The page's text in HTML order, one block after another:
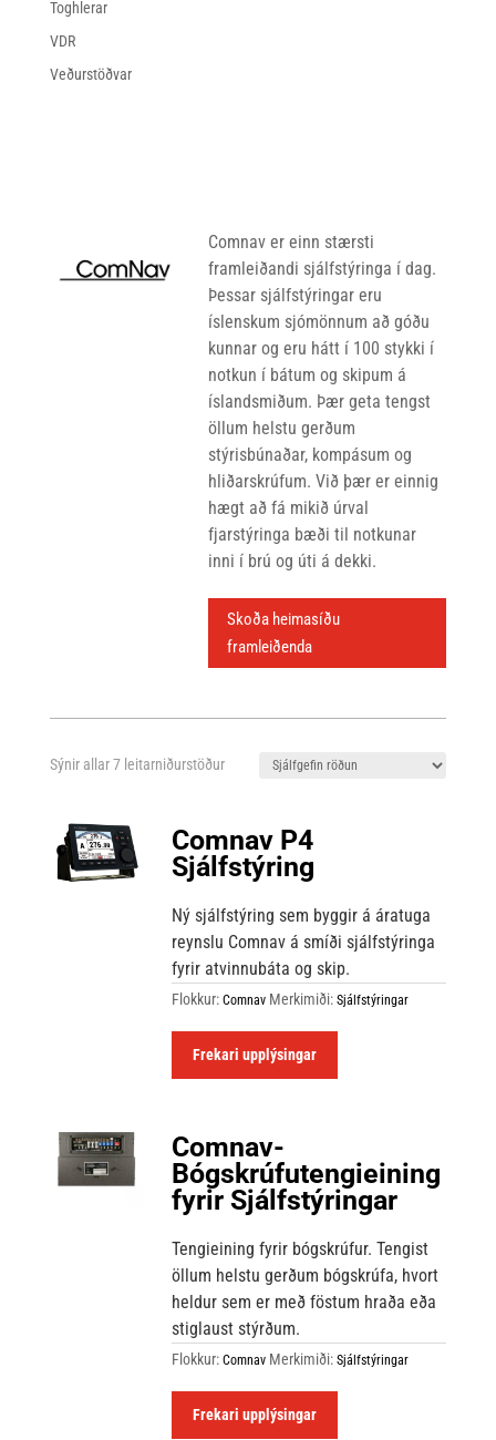
Toghlerar
VDR
Veðurstöðvar
Comnav er einn stærsti
framleiðandi sjálfstýringa í dag.
Þessar sjálfstýringar eru
íslenskum sjómönnum að góðu
kunnar og eru hátt í 100 stykki í
notkun í bátum og skipum á
íslandsmiðum. Þær geta tengst
öllum helstu gerðum
stýrisbúnaðar, kompásum og
hliðarskrúfum. Við þær er einnig
hægt að fá mikið úrval
fjarstýringa bæði til notkunar
inni í brú og úti á dekki.
Skoða heimasíðu
framleiðenda
Sýnir allar 7 leitarniðurstöður
Comnav P4
Sjálfstýring
Ný sjálfstýring sem byggir á áratuga
reynslu Comnav á smíði sjálfstýringa
fyrir atvinnubáta og skip.
Flokkur:Comnav Merkimiði:Sjálfstýringar
Frekari upplýsingar
Comnav-
Bógskrúfutengieining
fyrir Sjálfstýringar
Tengieining fyrir bógskrúfur. Tengist
öllum helstu gerðum bógskrúfa, hvort
heldur sem er með föstum hraða eða
stiglaust stýrðum.
Flokkur:Comnav Merkimiði:Sjálfstýringar
Frekari upplýsingar